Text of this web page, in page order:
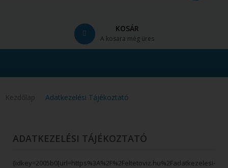
KOSÁR
A kosara még üres
Kezdőlap Adatkezelési Tájékoztató
ADATKEZELÉSI TÁJÉKOZTATÓ
{idkey=2005b0[url=https%3A%2F%2Feltetoviz.hu%2Fadatkezelesi-